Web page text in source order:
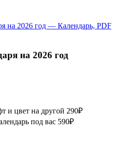
на 2026 год
и цвет на другой 290₽
под вас 590₽